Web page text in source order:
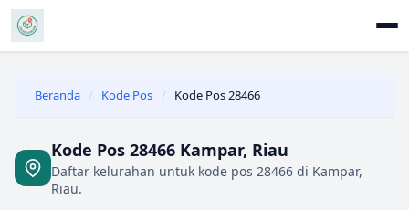
Beranda / Kode Pos / Kode Pos 28466
Kode Pos 28466 Kampar, Riau
Daftar kelurahan untuk kode pos 28466 di Kampar,
Riau.